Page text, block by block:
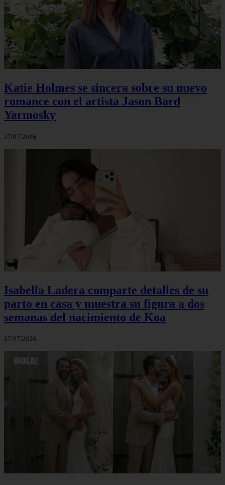
Katie Holmes se sincera sobre su nuevo
romance con el artista Jason Bard
Yarmosky
27/07/2026
Isabella Ladera comparte detalles de su
parto en casa y muestra su figura a dos
semanas del nacimiento de Koa
27/07/2026